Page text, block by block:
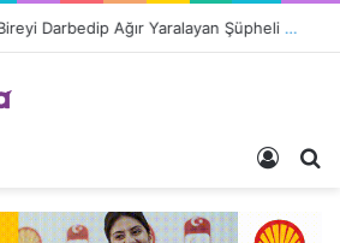
Ortopedik Engelli Bireyi Darbedip Ağır Yaralayan Şüpheli Tutuklandı
Giriş